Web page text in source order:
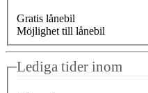
Gratis lånebil
Möjlighet till lånebil
Lediga tider inom